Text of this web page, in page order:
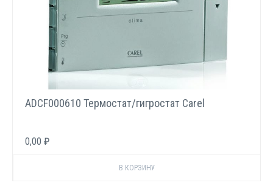
ADCF000610 Термостат/гигростат Carel
0,00 ₽